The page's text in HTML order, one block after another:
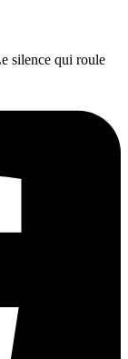
silence qui roule